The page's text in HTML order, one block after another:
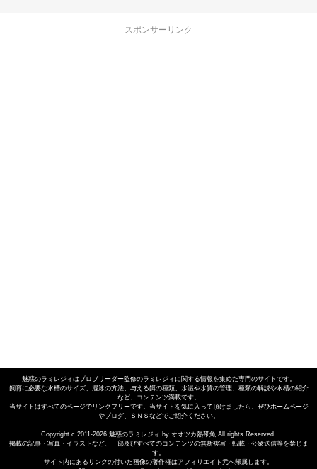
スポンサーリンク
魅惑のラミレジィはプロブリーダー監修のラミレジィに関する情報を集めた専門のサイト です。
飼育に必要な水槽のサイズ、 混泳の方法、与える餌の種類、 水温や水質の管理、 種類の解説や水槽の紹介
など、コンテンツ満載です。
当サイトはすべてのページでリンクフリーです。当サイトを気に入って頂けましたら、ぜひホームページ
やブログ、ＳＮＳなどでご紹介ください。
Copyright c 2011-2026 魅惑のラミレジィ by オオツカ熱帯魚 All rights Reserved.
掲載の記事・写真・イラストなど、一部及びすべてのコンテンツの無断複写・転載・公衆送信等を禁じま
す。
サイト内にあるリンクの付いた画像の著作権はアフィリエイト元へ帰属します。